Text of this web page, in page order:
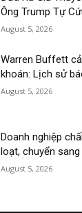
Ông Trump Tự
August 5, 2026
Warren Buffett
khoán: Lịch sử
August 5, 2026
Doanh nghiệp
loạt, chuyển
August 5, 2026